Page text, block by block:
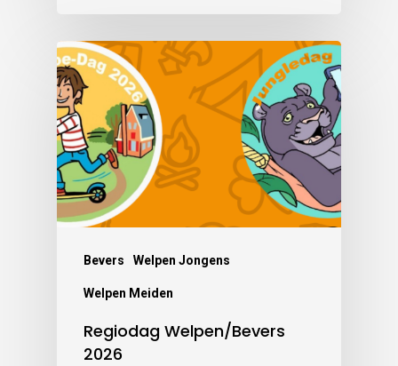
Bevers Welpen Jongens
Welpen Meiden
Regiodag Welpen/Bevers
2026